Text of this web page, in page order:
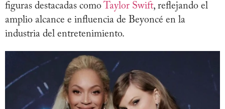
figuras destacadas como Taylor Swift, reflejando el
amplio alcance e influencia de Beyoncé en la
industria del entretenimiento.